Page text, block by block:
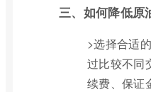
三、如何降低原
>选择合适
过比较不同
续费、保证